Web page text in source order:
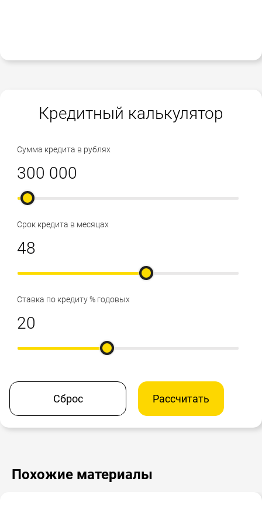
Кредитный калькулятор
Сумма кредита в рублях
Срок кредита в месяцах
Ставка по кредиту % годовых
Сброс Рассчитать
Похожие материалы